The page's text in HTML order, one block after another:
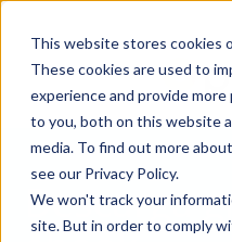
This website stores cookies
These cookies are used to
experience and provide more
to you, both on this website
media. To find out more
see our Privacy Policy.
We won't track your
site. But in order to comply
Descarga